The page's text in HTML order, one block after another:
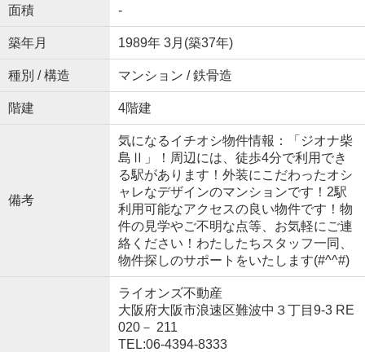
面積 -
築年月 1989年 3月(築37年)
種別 / 構造 マンション / 鉄骨造
階建 4階建
備考
気になるイチオシ物件情報：「ジオナ柴
島Ⅱ」！周辺には、徒歩4分で利用でき
る駅があります！外装にこだわったオシ
ャレなデザインのマンションです！2駅
利用可能なアクセスの良い物件です！物
件の見学やご不明な点等、お気軽にご連
絡ください！わたしたちスタッフ一同、
物件探しのサポートをいたします(#^^#)
ライオンズ不動産
大阪府大阪市浪速区難波中３丁目9-3 RE
020－ 211
TEL:06-4394-8333